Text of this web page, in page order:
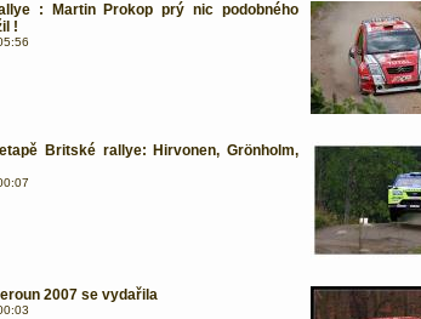
: Martin Prokop prý nic podobného
!
Britské rallye: Hirvonen, Grönholm,
2007 se vydařila